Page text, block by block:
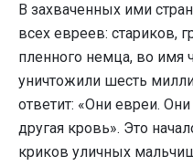
В захваченных ими
всех евреев: стариков,
пленного немца, во имя
уничтожили шесть
ответит: «Они евреи.
другая кровь». Это
криков уличных